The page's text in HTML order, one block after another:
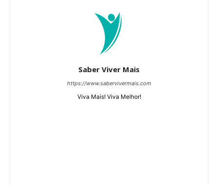
Saber Viver Mais
https://www.sabervivermais.com
Viva Mais! Viva Melhor!